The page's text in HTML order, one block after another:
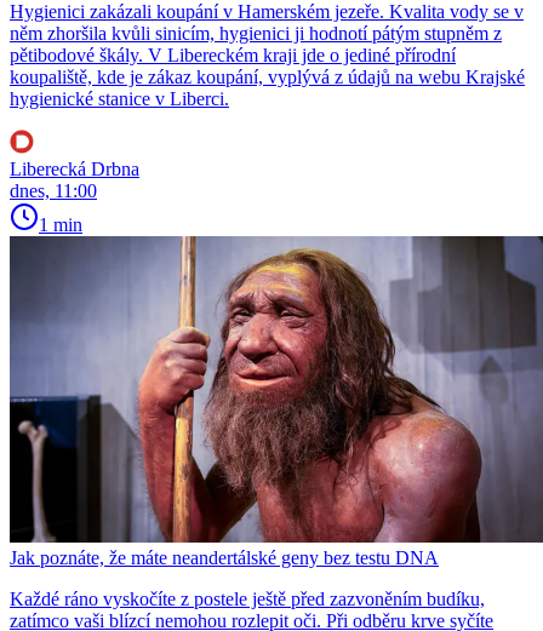
Hygienici zakázali koupání v Hamerském jezeře. Kvalita vody se v
něm zhoršila kvůli sinicím, hygienici ji hodnotí pátým stupněm z
pětibodové škály. V Libereckém kraji jde o jediné přírodní
koupaliště, kde je zákaz koupání, vyplývá z údajů na webu Krajské
hygienické stanice v Liberci.
Liberecká Drbna
dnes, 11:00
1 min
Jak poznáte, že máte neandertálské geny bez testu DNA
Každé ráno vyskočíte z postele ještě před zazvoněním budíku,
zatímco vaši blízcí nemohou rozlepit oči. Při odběru krve syčíte